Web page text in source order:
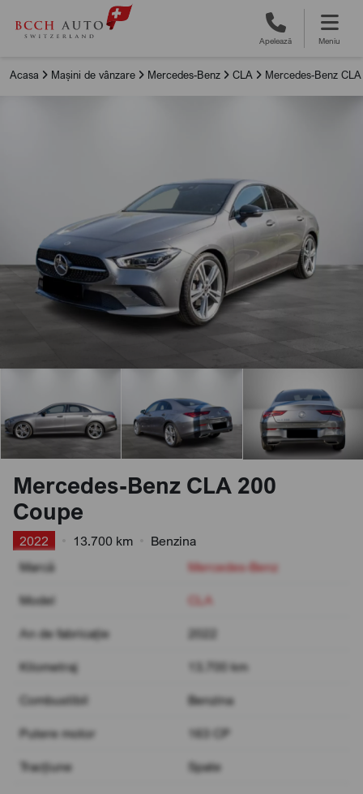
Apelează Meniu
Acasa Mașini de vânzare Mercedes-Benz CLA Mercedes-Benz
Mercedes-Benz CLA 200
Coupe
2022 13.700 km
Benzina
Marcă
Mercedes-Benz
Model CLA
An de fabricație 2022
Kilometraj 13.700 km
Combustibil Benzina
Putere motor 163 CP
Tracțiune Spate